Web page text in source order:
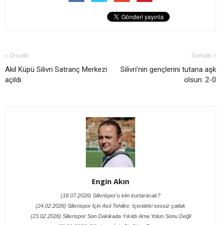
« Önceki
Akıl Küpü Silivri Satranç Merkezi
açıldı
Sonraki »
Silivri’nin gençlerini tutana aşk
olsun: 2-0
Engin Akın
(18.07.2026) Silivrispor'u kim kurtaracak?
(24.02.2026) Silivrispor İçin Asıl Tehlike: İçerideki sessiz çatlak
(23.02.2026) Silivrispor Son Dakikada Yıkıldı Ama Yolun Sonu Değil